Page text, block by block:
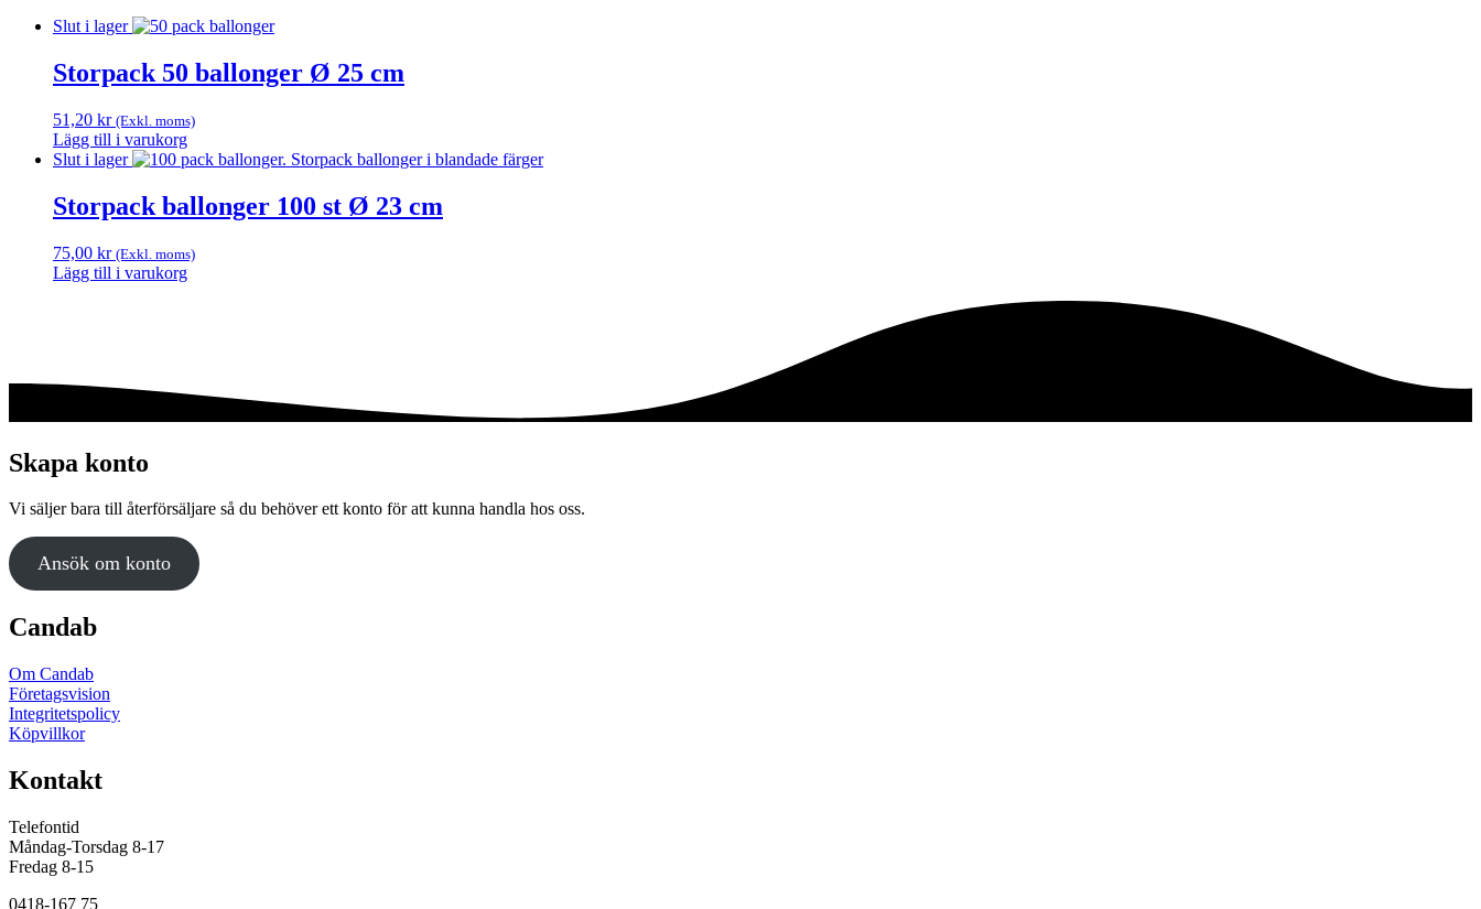
Slut i lager
Storpack 50 ballonger Ø 25 cm
51,20 kr (Exkl. moms)
Lägg till i varukorg
Slut i lager
Storpack ballonger 100 st Ø 23 cm
75,00 kr (Exkl. moms)
Lägg till i varukorg
Skapa konto
Vi säljer bara till återförsäljare så du behöver ett konto för att kunna handla hos oss.
Ansök om konto
Candab
Om Candab
Företagsvision
Integritetspolicy
Köpvillkor
Kontakt
Telefontid
Måndag-Torsdag 8-17
Fredag 8-15
0418-167 75